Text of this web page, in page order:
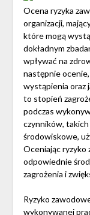
Ocena ryzyka
organizacji,
które mogą
dokładnym
wpływać na
następnie
wystąpienia oraz
to stopień
podczas
czynników,
środowiskowe,
Oceniając ryzyko
odpowiednie
zagrożenia i
Ryzyko
wykonywanej